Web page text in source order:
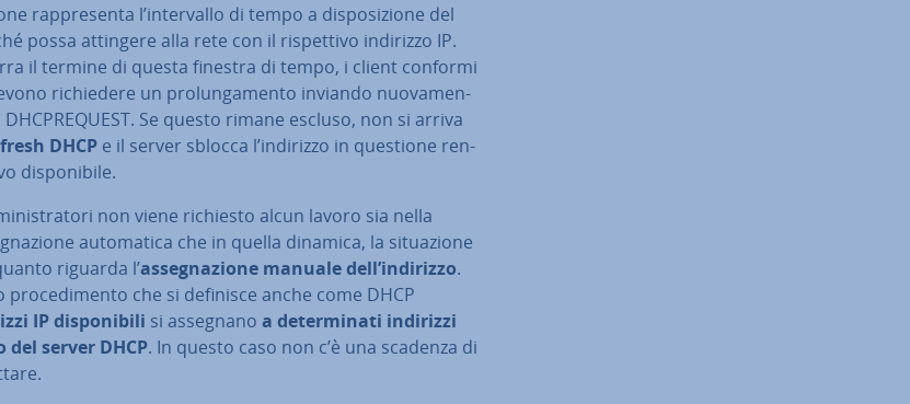
rap­pre­sen­ta l’in­ter­val­lo di tempo a di­spo­si­zio­ne del
possa attingere alla rete con il ri­spet­ti­vo indirizzo IP.
il termine di questa finestra di tempo, i client conformi
ri­chie­de­re un pro­lun­ga­men­to inviando nuo­va­men­
Se questo rimane escluso, non si arriva
DHCP e il server sblocca l’indirizzo in questione ren­
di­spo­ni­bi­le.
non viene richiesto alcun lavoro sia nella
au­to­ma­ti­ca che in quella dinamica, la si­tua­zio­ne
riguarda l’as­se­gna­zio­ne manuale dell’indirizzo.
pro­ce­di­men­to che si definisce anche come DHCP
IP di­spo­ni­bi­li si assegnano a de­ter­mi­na­ti indirizzi
del server DHCP. In questo caso non c’è una scadenza di